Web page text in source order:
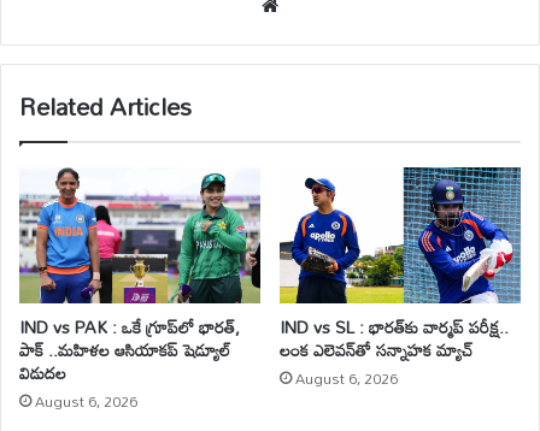
bsi
te
Related Articles
IND vs PAK : ఒకే గ్రూప్‌లో భారత్,
పాక్ ..మహిళల ఆసియాకప్ షెడ్యూల్
విడుదల
August 6, 2026
IND vs SL : భారత్‌కు వార్మప్ పరీక్ష..
లంక ఎలెవన్‌తో సన్నాహక మ్యాచ్
August 6, 2026